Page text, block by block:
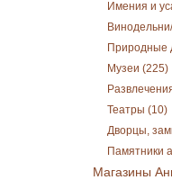
Имения и
Природные
Музеи (225)
Театры (10)
Дворцы,
Памятники
Магазины